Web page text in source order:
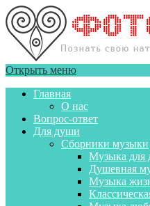
Открыть меню
Главная
О нас
Вопрос-ответ
Для души
Сборники музыки
Музыка для
Душевная
Музыка